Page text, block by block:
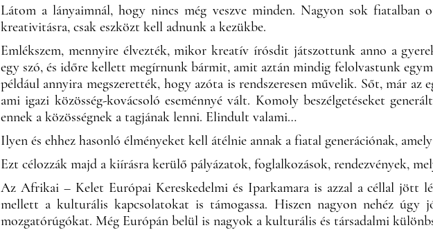
Látom a lányaimnál, hogy nincs még veszve minden. Nagyon sok fiatalban
kreativitásra, csak eszközt kell adnunk a kezükbe.
Emlékszem, mennyire élvezték, mikor kreatív írósdit játszottunk anno a
egy szó, és időre kellett megírnunk bármit, amit aztán mindig felolvastunk
például annyira megszerették, hogy azóta is rendszeresen művelik. Sőt, már
ami igazi közösség-kovácsoló eseménnyé vált. Komoly beszélgetéseket
ennek a közösségnek a tagjának lenni. Elindult valami…
Ilyen és ehhez hasonló élményeket kell átélnie annak a fiatal generációnak,
Ezt célozzák majd a kiírásra kerülő pályázatok, foglalkozások, rendezvények,
Az Afrikai – Kelet Európai Kereskedelmi és Iparkamara is azzal a céllal jött
mellett a kulturális kapcsolatokat is támogassa. Hiszen nagyon nehéz
mozgatórúgókat. Még Európán belül is nagyok a kulturális és társadalmi